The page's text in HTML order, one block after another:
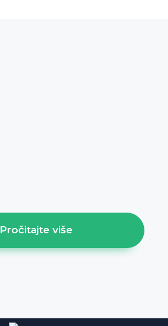
Pročitajte više